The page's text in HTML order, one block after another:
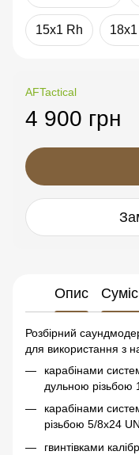
15x1 Rh
AFTactical
4 900 грн
Опис
Розбірний
для використання з
карабінами
дульною різьбою
карабінами
різьбою 5/8x24
гвинтівками